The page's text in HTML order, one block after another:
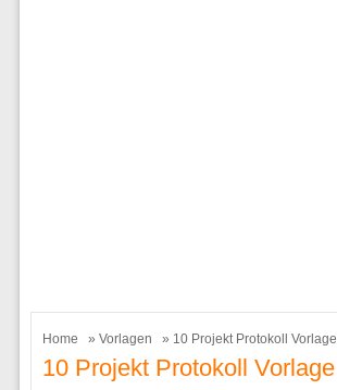
Home » Vorlagen » 10 Projekt Protokoll Vorlage
10 Projekt Protokoll Vorlage